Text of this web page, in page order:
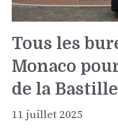
Tous les
Monaco
de la Bastille
11 juillet 2025